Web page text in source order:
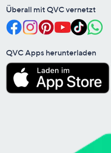
Überall mit QVC vernetzt
QVC Apps herunterladen